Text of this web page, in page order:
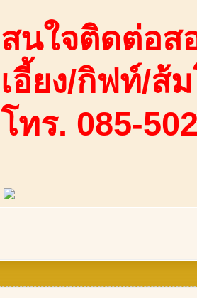
สนใจติดต่อส
เอี้ยง/กิฟท์/ส้
โทร. 085-